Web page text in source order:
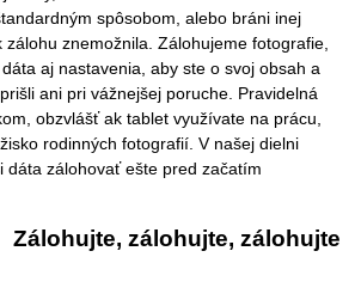
spôsobom, alebo bráni inej
znemožnila. Zálohujeme fotografie,
aj nastavenia, aby ste o svoj obsah a
ani pri vážnejšej poruche. Pravidelná
obzvlášť ak tablet využívate na prácu,
rodinných fotografií. V našej dielni
dáta zálohovať ešte pred začatím
Zálohujte, zálohujte, zálohujte